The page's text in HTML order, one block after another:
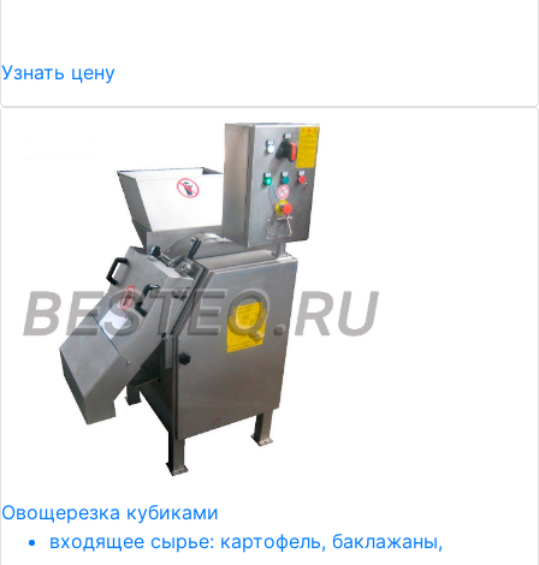
Узнать цену
Овощерезка кубиками
входящее сырье: картофель, баклажаны,